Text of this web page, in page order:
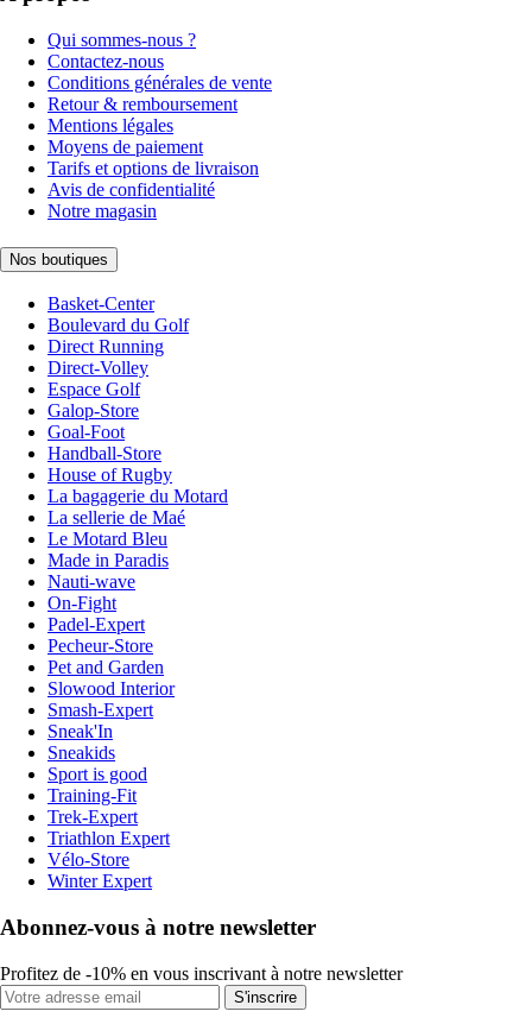
Qui sommes-nous ?
Contactez-nous
Conditions générales de vente
Retour & remboursement
Mentions légales
Moyens de paiement
Tarifs et options de livraison
Avis de confidentialité
Notre magasin
Nos boutiques
Basket-Center
Boulevard du Golf
Direct Running
Direct-Volley
Espace Golf
Galop-Store
Goal-Foot
Handball-Store
House of Rugby
La bagagerie du Motard
La sellerie de Maé
Le Motard Bleu
Made in Paradis
Nauti-wave
On-Fight
Padel-Expert
Pecheur-Store
Pet and Garden
Slowood Interior
Smash-Expert
Sneak'In
Sneakids
Sport is good
Training-Fit
Trek-Expert
Triathlon Expert
Vélo-Store
Winter Expert
Abonnez-vous à notre newsletter
Profitez de -10% en vous inscrivant à notre newsletter
S'inscrire